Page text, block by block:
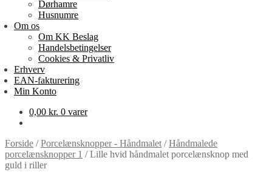
Dørhamre
Husnumre
Om os
Om KK Beslag
Handelsbetingelser
Cookies & Privatliv
Erhverv
EAN-fakturering
Min Konto
0,00 kr. 0 varer
Forside /Porcelænsknopper - Håndmalet /Håndmalede
porcelænsknopper 1 /Lille hvid håndmalet porcelænsknop med
guld i riller